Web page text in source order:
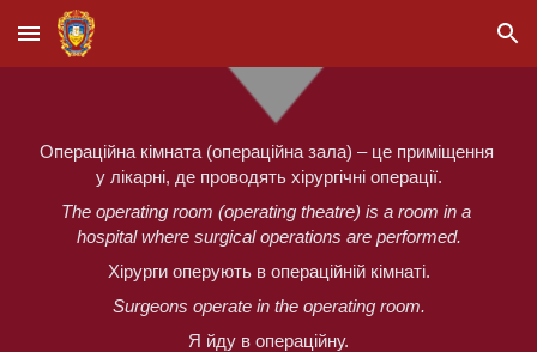
Skip to main content Skip to navigation
Операційна кімната (операційна зала) – це приміщення
у лікарні, де проводять хірургічні операції.
The operating room (operating theatre) is a room in a
hospital where surgical operations are performed.
Хірурги оперують в операційній кімнаті.
Surgeons operate in the operating room.
Я йду в операційну.